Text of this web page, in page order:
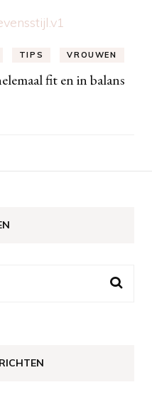
TIPS VROUWEN
fit en in balans